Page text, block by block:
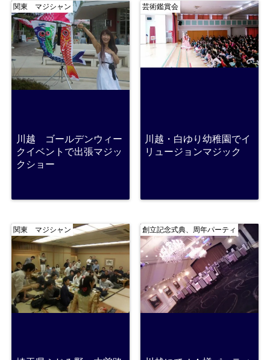
関東 マジシャン
川越 ゴールデンウィー
クイベントで出張マジッ
クショー
芸術鑑賞会
川越・白ゆり幼稚園でイ
リュージョンマジック
関東 マジシャン 創立記念式典、周年パーティ